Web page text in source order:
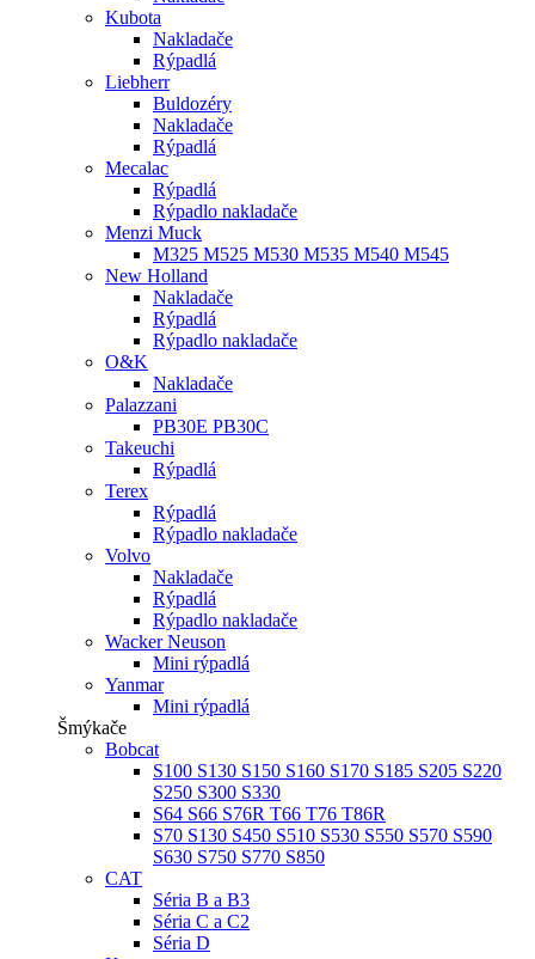
Kubota
Nakladače
Rýpadlá
Liebherr
Buldozéry
Nakladače
Rýpadlá
Mecalac
Rýpadlá
Rýpadlo nakladače
Menzi Muck
M325 M525 M530 M535 M540 M545
New Holland
Nakladače
Rýpadlá
Rýpadlo nakladače
O&K
Nakladače
Palazzani
PB30E PB30C
Takeuchi
Rýpadlá
Terex
Rýpadlá
Rýpadlo nakladače
Volvo
Nakladače
Rýpadlá
Rýpadlo nakladače
Wacker Neuson
Mini rýpadlá
Yanmar
Mini rýpadlá
Šmýkače
Bobcat
S100 S130 S150 S160 S170 S185 S205 S220
S250 S300 S330
S64 S66 S76R T66 T76 T86R
S70 S130 S450 S510 S530 S550 S570 S590
S630 S750 S770 S850
CAT
Séria B a B3
Séria C a C2
Séria D